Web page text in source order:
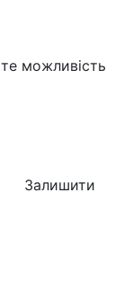
можливість
Залишити